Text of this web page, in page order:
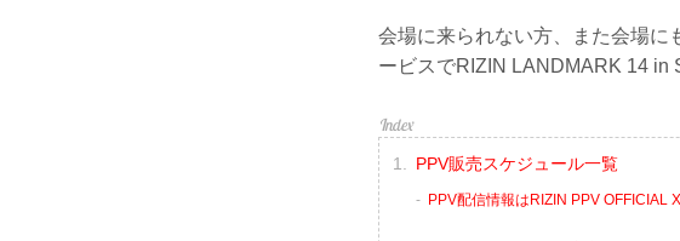
会場に来られない方、また会場に
ービスでRIZIN LANDMARK 14 in
PPV販売スケジュール一覧
PPV配信情報はRIZIN PPV OFFICIAL